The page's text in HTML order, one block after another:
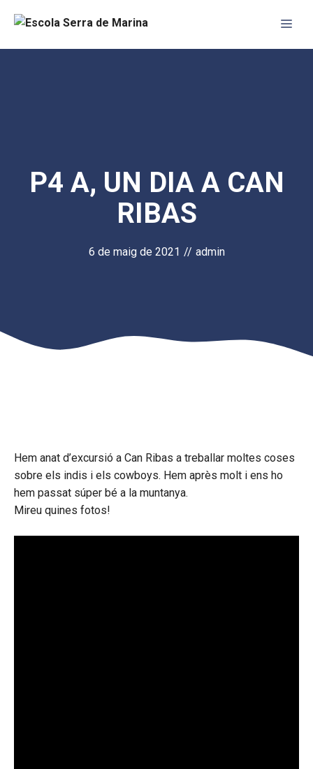
P4 A, UN DIA A CAN
RIBAS
6 de maig de 2021 // admin
Hem anat d’excursió a Can Ribas a treballar moltes coses
sobre els indis i els cowboys. Hem après molt i ens ho
hem passat súper bé a la muntanya.
Mireu quines fotos!